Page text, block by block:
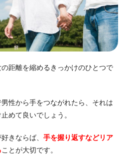
距離を縮めるきっかけのひとつで
性から手をつながれたら、それは
めて良いでしょう。
きならば、 手を握り返すなどリア
ことが大切です。